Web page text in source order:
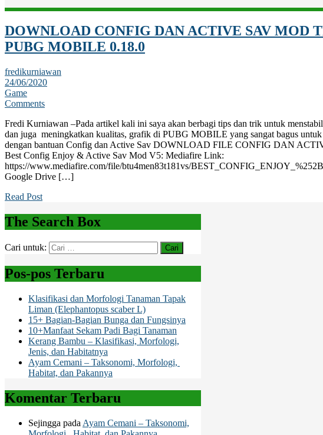
DOWNLOAD CONFIG DAN ACTIVE SAV MOD
PUBG MOBILE 0.18.0
fredikurniawan
24/06/2020
Game
Comments
Fredi Kurniawan –Pada artikel kali ini saya akan berbagi tips dan trik untuk
dan juga meningkatkan kualitas, grafik di PUBG MOBILE yang sangat bagus
dengan bantuan Config dan Active Sav DOWNLOAD FILE CONFIG DAN
Best Config Enjoy & Active Sav Mod V5: Mediafire Link:
https://www.mediafire.com/file/btu4men83t181vs/
Google Drive […]
Read Post
The Search Box
Cari untuk:
Pos-pos Terbaru
Klasifikasi dan Morfologi Tanaman Tapak
Liman (Elephantopus scaber L)
15+ Bagian-Bagian Bunga dan Fungsinya
10+Manfaat Sekam Padi Bagi Tanaman
Kerang Bambu – Klasifikasi, Morfologi,
Jenis, dan Habitatnya
Ayam Cemani – Taksonomi, Morfologi,
Habitat, dan Pakannya
Komentar Terbaru
Sejingga pada Ayam Cemani – Taksonomi,